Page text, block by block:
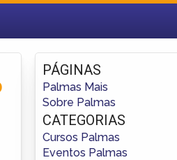
Fazer login
Criar conta
PÁGINAS
Palmas Mais
Sobre Palmas
CATEGORIAS
Cursos Palmas
Eventos Palmas